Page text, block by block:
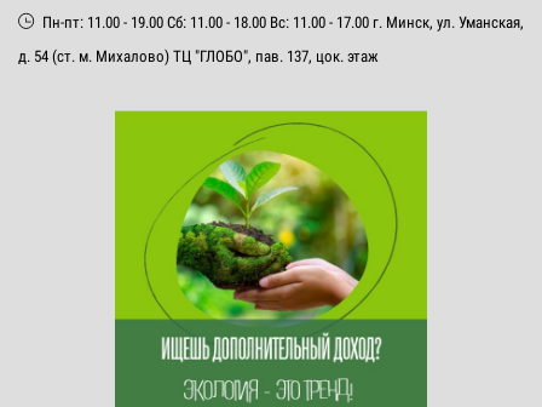
Пн-пт: 11.00 - 19.00 Сб: 11.00 - 18.00 Вс: 11.00 - 17.00 г. Минск, ул. Уманская,
д. 54 (ст. м. Михалово) ТЦ "ГЛОБО", пав. 137, цок. этаж